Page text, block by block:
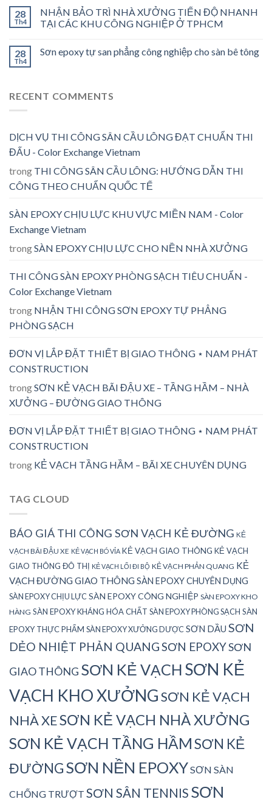
28
Th4
NHẬN BẢO TRÌ NHÀ XƯỞNG TIẾN ĐỘ NHANH
TẠI CÁC KHU CÔNG NGHIỆP Ở TPHCM
28
Th4
Sơn epoxy tự san phẳng công nghiệp cho sàn bê tông
RECENT COMMENTS
DỊCH VỤ THI CÔNG SÂN CẦU LÔNG ĐẠT CHUẨN THI
ĐẤU - Color Exchange Vietnam
trong THI CÔNG SÂN CẦU LÔNG: HƯỚNG DẪN THI
CÔNG THEO CHUẨN QUỐC TẾ
SÀN EPOXY CHỊU LỰC KHU VỰC MIỀN NAM - Color
Exchange Vietnam
trongSÀN EPOXY CHỊU LỰC CHO NỀN NHÀ XƯỞNG
THI CÔNG SÀN EPOXY PHÒNG SẠCH TIÊU CHUẨN -
Color Exchange Vietnam
trong NHẬN THI CÔNG SƠN EPOXY TỰ PHẲNG
PHÒNG SẠCH
ĐƠN VỊ LẮP ĐẶT THIẾT BỊ GIAO THÔNG ⋆ NAM PHÁT
CONSTRUCTION
trongSƠN KẺ VẠCH BÃI ĐẬU XE – TẦNG HẦM – NHÀ
XƯỞNG – ĐƯỜNG GIAO THÔNG
ĐƠN VỊ LẮP ĐẶT THIẾT BỊ GIAO THÔNG ⋆ NAM PHÁT
CONSTRUCTION
trong KẺ VẠCH TẦNG HẦM – BÃI XE CHUYÊN DỤNG
TAG CLOUD
BÁO GIÁ THI CÔNG SƠN VẠCH KẺ ĐƯỜNG KẺ
VẠCH BÃI ĐẬU XE KẺ VẠCH BÓ VỈA KẺ VẠCH GIAO THÔNG KẺ VẠCH
GIAO THÔNG ĐÔ THỊ KẺ VẠCH LỐI ĐI BỘ KẺ VẠCH PHẢN QUANG KẺ
VẠCH ĐƯỜNG GIAO THÔNG SÀN EPOXY CHUYÊN DỤNG
SÀN EPOXY CHỊU LỰCSÀN EPOXY CÔNG NGHIỆP SÀN EPOXY KHO
HÀNG SÀN EPOXY KHÁNG HÓA CHẤT SÀN EPOXY PHÒNG SẠCH SÀN
EPOXY THỰC PHẨM SÀN EPOXY XƯỞNG DƯỢCSƠN DẦU SƠN
DẺO NHIỆT PHẢN QUANGSƠN EPOXYSƠN
GIAO THÔNG SƠN KẺ VẠCH SƠN KẺ
VẠCH KHO XƯỞNGSƠN KẺ VẠCH
NHÀ XESƠN KẺ VẠCH NHÀ XƯỞNG
SƠN KẺ VẠCH TẦNG HẦMSƠN KẺ
ĐƯỜNGSƠN NỀN EPOXYSƠN SÀN
CHỐNG TRƯỢT SƠN SÂN TENNIS SƠN